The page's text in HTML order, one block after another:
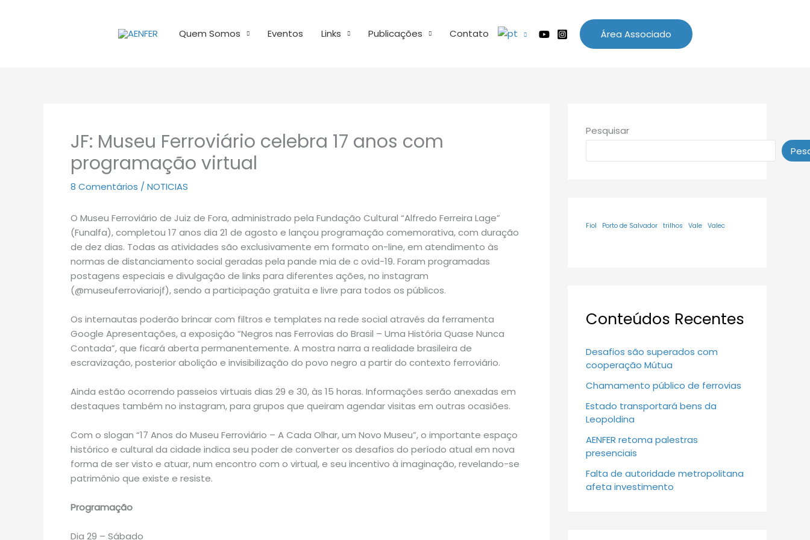
Quem Somos Eventos Links Publicações Contato Área Associado
JF: Museu Ferroviário celebra 17 anos com
programação virtual
8 Comentários / NOTICIAS
O Museu Ferroviário de Juiz de Fora, administrado pela Fundação Cultural “Alfredo Ferreira Lage”
(Funalfa), completou 17 anos dia 21 de agosto e lançou programação comemorativa, com duração
de dez dias. Todas as atividades são exclusivamente em formato on-line, em atendimento às
normas de distanciamento social geradas pela pande mia de c ovid-19. Foram programadas
postagens especiais e divulgação de links para diferentes ações, no instagram
(@museuferroviariojf), sendo a participação gratuita e livre para todos os públicos.
Os internautas poderão brincar com filtros e templates na rede social através da ferramenta
Google Apresentações, a exposição “Negros nas Ferrovias do Brasil – Uma História Quase Nunca
Contada”, que ficará aberta permanentemente. A mostra narra a realidade brasileira de
escravização, posterior abolição e invisibilização do povo negro a partir do contexto ferroviário.
Ainda estão ocorrendo passeios virtuais dias 29 e 30, às 15 horas. Informações serão anexadas em
destaques também no instagram, para grupos que queiram agendar visitas em outras ocasiões.
Com o slogan “17 Anos do Museu Ferroviário – A Cada Olhar, um Novo Museu”, o importante espaço
histórico e cultural da cidade indica seu poder de converter os desafios do período atual em nova
forma de ser visto e atuar, num encontro com o virtual, e seu incentivo à imaginação, revelando-se
patrimônio que existe e resiste.
Programação
Dia 29 – Sábado
Pesquisar
Fiol Porto de Salvador trilhos Vale Valec
Conteúdos Recentes
Desafios são superados com
cooperação Mútua
Chamamento público de ferrovias
Estado transportará bens da
Leopoldina
AENFER retoma palestras
presenciais
Falta de autoridade metropolitana
afeta investimento